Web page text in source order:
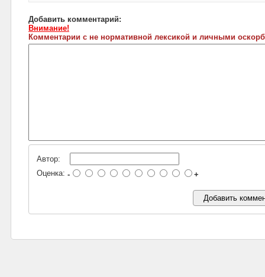
Добавить комментарий:
Внимание!
Комментарии с не нормативной лексикой и личными
Автор:
Оценка: - +